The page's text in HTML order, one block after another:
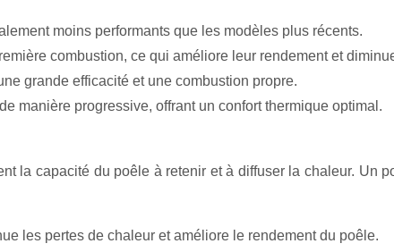
moins performants que les modèles plus récents.
combustion, ce qui améliore leur rendement et
grande efficacité et une combustion propre.
manière progressive, offrant un confort thermique optimal.
la capacité du poêle à retenir et à diffuser la chaleur. Un
les pertes de chaleur et améliore le rendement du poêle.